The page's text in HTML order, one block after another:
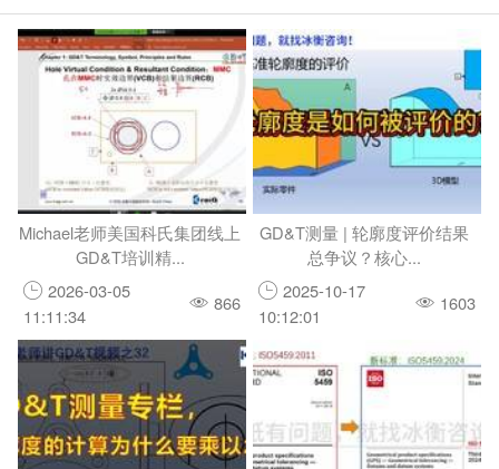
Michael老师美国科氏集团线上
GD&T培训精...
2026-03-05
11:11:34
866
GD&T测量 | 轮廓度评价结果
总争议？核心...
2025-10-17
10:12:01
1603